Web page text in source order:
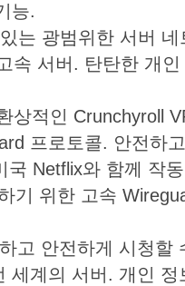
능.
는 광범위한 서버
속 서버. 탄탄한 개
상적인 Crunchyroll
프로토콜. 안전하
국 Netflix와 함께 작
기 위한 고속
고 안전하게 시청할
세계의 서버 . 개인 정